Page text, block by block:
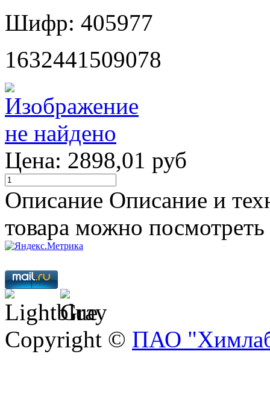
Шифр: 405977
1632441509078
Цена: 2898,01 руб
Описание Описание и
товара можно
Copyright © ПАО